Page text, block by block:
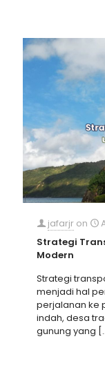
jafarjr on
Strategi
Modern
Strategi
menjadi hal
perjalanan ke
indah, desa
gunung yang